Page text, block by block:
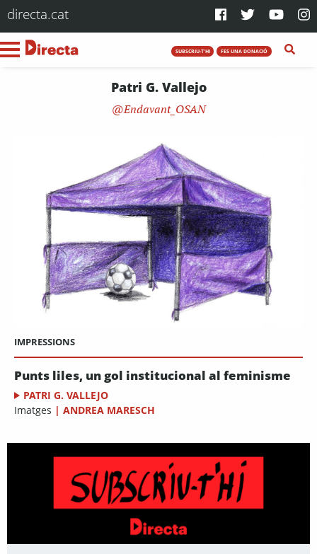
directa.cat
SUBSCRIU-T'HI FES UNA DONACIÓ
Patri G. Vallejo
Endavant_OSAN
IMPRESSIONS
Punts liles, un gol institucional al feminisme
PATRI G. VALLEJO
Imatges | ANDREA MARESCH